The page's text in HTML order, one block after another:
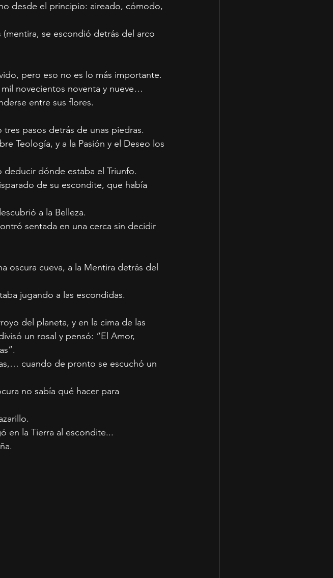
desde el principio: aireado, cómodo,
se escondió detrás del arco
pero eso no es lo más importante.
novecientos noventa y nueve…
entre sus flores.
pasos detrás de unas piedras.
Teología, y a la Pasión y el Deseo los
dónde estaba el Triunfo.
de su escondite, que había
a la Belleza.
sentada en una cerca sin decidir
oscura cueva, a la Mentira detrás del
jugando a las escondidas.
del planeta, y en la cima de las
un rosal y pensó: “El Amor,
cuando de pronto se escuchó un
no sabía qué hacer para
en la Tierra al escondite...